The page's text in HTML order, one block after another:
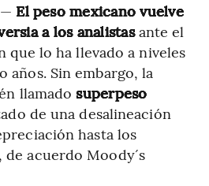
El peso mexicano vuelve
a los analistasante el
que lo ha llevado a niveles
años. Sin embargo, la
llamadosuperpeso
de una desalineación
hasta los
acuerdo Moody´s